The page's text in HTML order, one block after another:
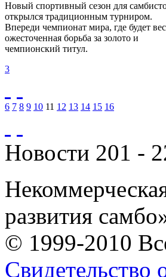
Новый спортивный сезон для
открылся традиционным турниром.
Впереди чемпионат мира, где будет
ожесточенная борьба за золото и
чемпионский титул.
3
6 7 8 9 10 11 12 13 14 15 16
Новости 201 -
развития
© 1999-2010